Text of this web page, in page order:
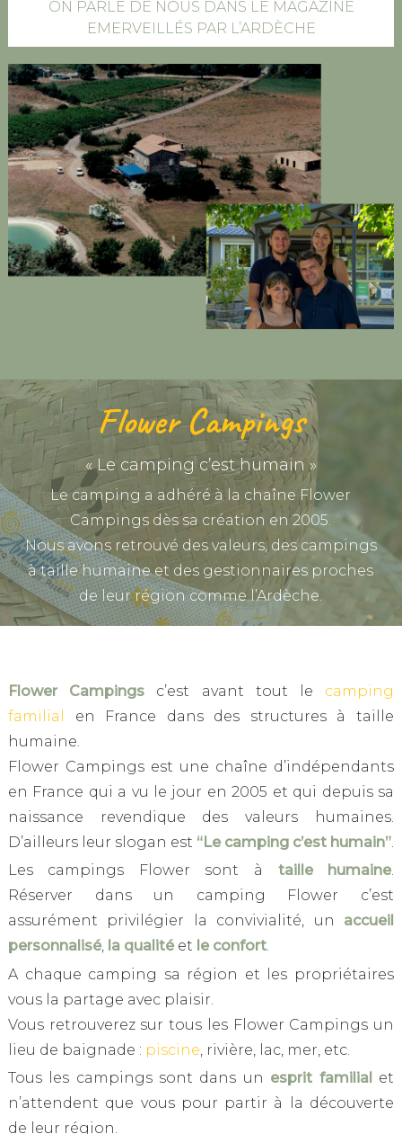
ON PARLE DE NOUS DANS LE MAGAZINE
EMERVEILLÉS PAR L’ARDÈCHE
Flower Campings
« Le camping c’est humain »
Le camping a adhéré à la chaîne Flower
Campings dès sa création en 2005.
Nous avons retrouvé des valeurs, des campings
à taille humaine et des gestionnaires proches
de leur région comme l’Ardèche.
Flower Campings c’est avant tout le camping
familial
en France dans des structures à taille
humaine.
Flower Campings est une chaîne d’indépendants
en France qui a vu le jour en 2005 et qui depuis sa
naissance revendique des valeurs humaines.
D’ailleurs leur slogan est “Le camping c’est humain”.
Les campings Flower sont à taille humaine.
Réserver dans un camping Flower c’est
assurément privilégier la convivialité, un accueil
personnalisé, la qualitéet le confort.
A chaque camping sa région et les propriétaires
vous la partage avec plaisir.
Vous retrouverez sur tous les Flower Campings un
lieu de baignade : piscine , rivière, lac, mer, etc.
Tous les campings sont dans un esprit familial et
n’attendent que vous pour partir à la découverte
de leur région.